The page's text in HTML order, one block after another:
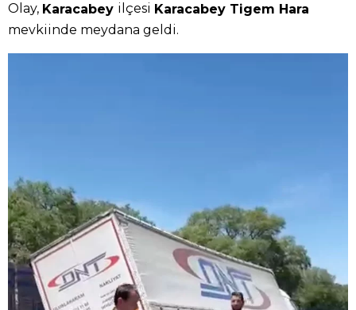
Olay, Karacabey ilçesi Karacabey Tigem Hara
mevkiinde meydana geldi.